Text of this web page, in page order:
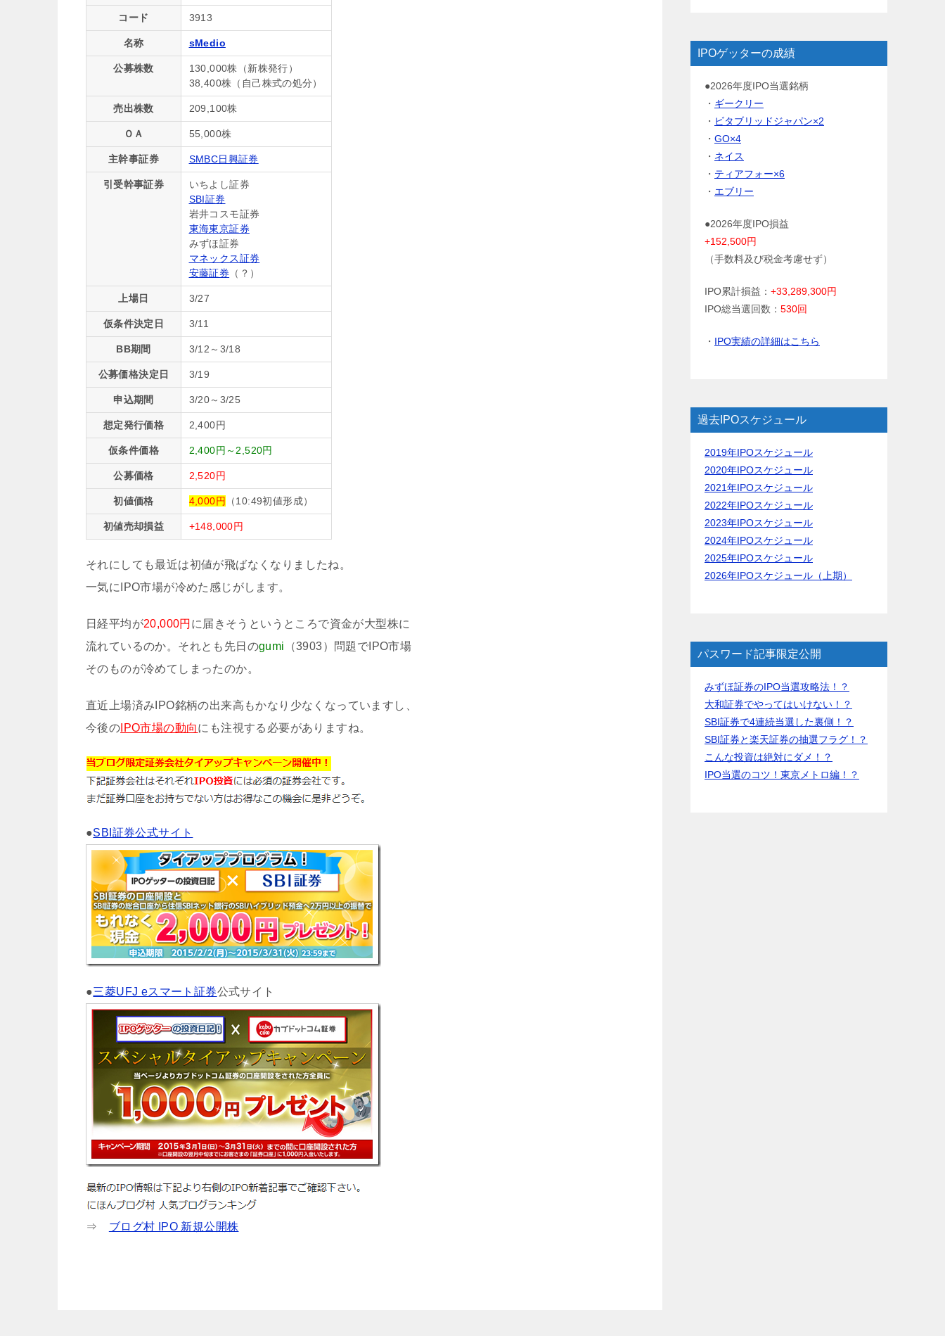
コード 3913
名称 sMedio
公募株数
130,000株（新株発行）
38,400株（自己株式の処分）
売出株数 209,100株
ＯＡ 55,000株
主幹事証券 SMBC日興証券
引受幹事証券
いちよし証券
SBI証券
岩井コスモ証券
東海東京証券
みずほ証券
マネックス証券
安藤証券 （？）
上場日 3/27
仮条件決定日 3/11
BB期間 3/12～3/18
公募価格決定日 3/19
申込期間 3/20～3/25
想定発行価格 2,400円
仮条件価格 2,400円～2,520円
公募価格 2,520円
初値価格 4,000円 （10:49初値形成）
初値売却損益 +148,000円
それにしても最近は初値が飛ばなくなりましたね。
一気にIPO市場が冷めた感じがします。
日経平均が20,000円 に届きそうというところで資金が大型株に
流れているのか。それとも先日のgumi （3903）問題でIPO市場
そのものが冷めてしまったのか。
直近上場済みIPO銘柄の出来高もかなり少なくなっていますし、
今後の IPO市場の動向にも注視する必要がありますね。
●SBI証券公式サイト
●三菱UFJ eスマート証券公式サイト
⇒ ブログ村 IPO 新規公開株
IPOゲッターの成績
●2026年度IPO当選銘柄
・ ギークリー
・ ビタブリッドジャパン×2
・ GO×4
・ ネイス
・ ティアフォー×6
・ エブリー
●2026年度IPO損益
+152,500円
（手数料及び税金考慮せず）
IPO累計損益： +33,289,300円
IPO総当選回数： 530回
・ IPO実績の詳細はこちら
過去IPOスケジュール
2019年IPOスケジュール
2020年IPOスケジュール
2021年IPOスケジュール
2022年IPOスケジュール
2023年IPOスケジュール
2024年IPOスケジュール
2025年IPOスケジュール
2026年IPOスケジュール（上期）
パスワード記事限定公開
みずほ証券のIPO当選攻略法！？
大和証券でやってはいけない！？
SBI証券で4連続当選した裏側！？
SBI証券と楽天証券の抽選フラグ！？
こんな投資は絶対にダメ！？
IPO当選のコツ！東京メトロ編！？